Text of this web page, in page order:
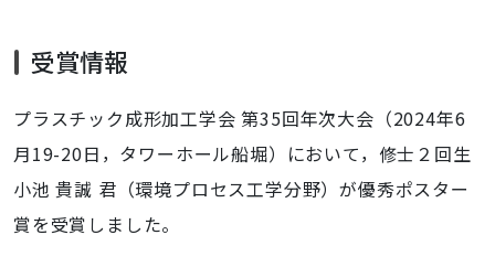
受賞情報
プラスチック成形加工学会 第35回年次大会（2024年6
月19-20日，タワーホール船堀）において，修士２回生
小池 貴誠 君（環境プロセス工学分野）が優秀ポスター
賞を受賞しました。